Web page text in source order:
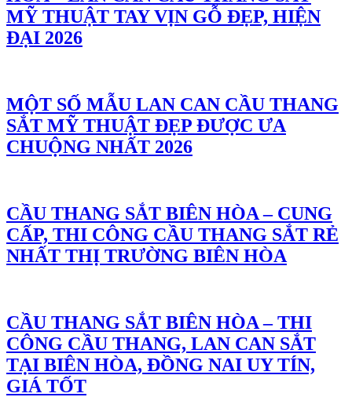
MỸ THUẬT TAY VỊN GỖ ĐẸP, HIỆN
ĐẠI 2026
MỘT SỐ MẪU LAN CAN CẦU THANG
SẮT MỸ THUẬT ĐẸP ĐƯỢC ƯA
CHUỘNG NHẤT 2026
CẦU THANG SẮT BIÊN HÒA – CUNG
CẤP, THI CÔNG CẦU THANG SẮT RẺ
NHẤT THỊ TRƯỜNG BIÊN HÒA
CẦU THANG SẮT BIÊN HÒA – THI
CÔNG CẦU THANG, LAN CAN SẮT
TẠI BIÊN HÒA, ĐỒNG NAI UY TÍN,
GIÁ TỐT